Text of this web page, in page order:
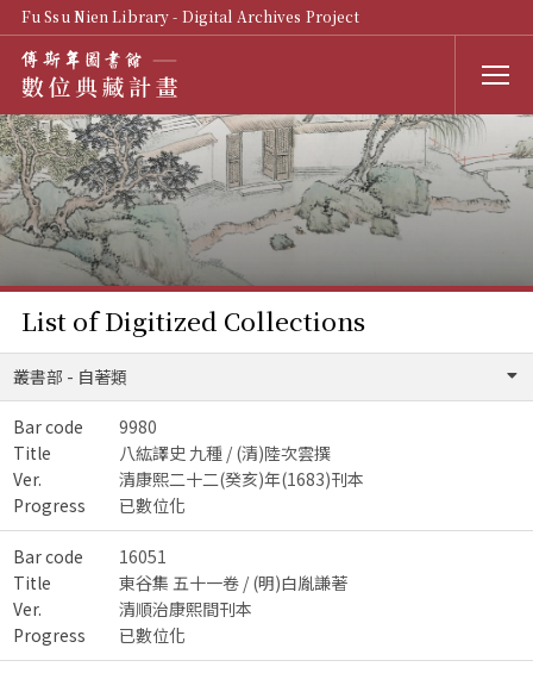
Fu Ssu Nien Library - Digital Archives Project
List of Digitized Collections
叢書部 - 自著類
Bar code
9980
Title
八紘譯史 九種 / (清)陸次雲撰
Ver.
清康熙二十二(癸亥)年(1683)刊本
Progress
已數位化
Bar code
16051
Title
東谷集 五十一卷 / (明)白胤謙著
Ver.
清順治康熙間刊本
Progress
已數位化